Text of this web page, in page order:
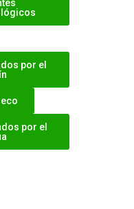
por el
por el